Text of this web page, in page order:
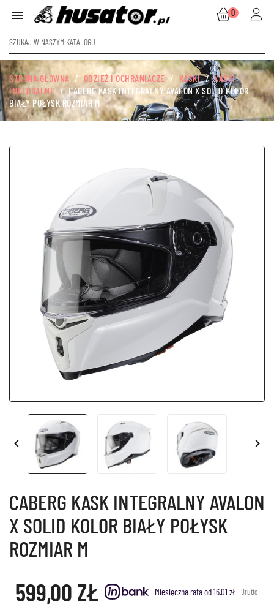
 0
STRONA GŁÓWNA ODZIEŻ I OCHRANIACZE KASKI
KASKI
INTEGRALNE
CABERG KASK INTEGRALNY AVALON X SOLID KOLOR
BIAŁY POŁYSK ROZMIAR M
 
CABERG KASK INTEGRALNY AVALON
X SOLID KOLOR BIAŁY POŁYSK
ROZMIAR M
599,00 ZŁ Miesięczna rata od 16.01 zł Brutto